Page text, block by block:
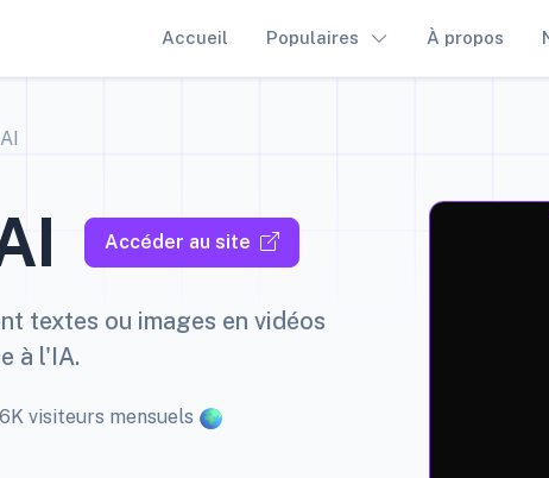
Accueil Populaires À propos
Accéder au site
textes ou images en vidéos
à l'IA.
visiteurs mensuels